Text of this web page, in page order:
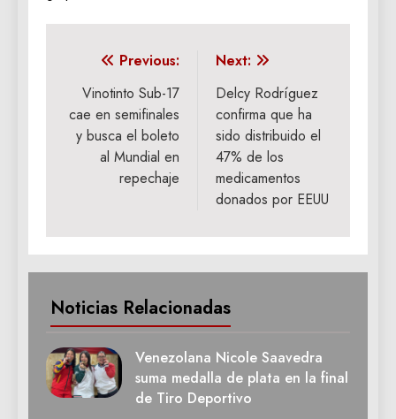
Navegación
de
entradas
Previous:
Vinotinto Sub-17
cae en semifinales
y busca el boleto
al Mundial en
repechaje
Next:
Delcy Rodríguez
confirma que ha
sido distribuido el
47% de los
medicamentos
donados por EEUU
Noticias Relacionadas
Venezolana Nicole Saavedra
suma medalla de plata en la final
de Tiro Deportivo